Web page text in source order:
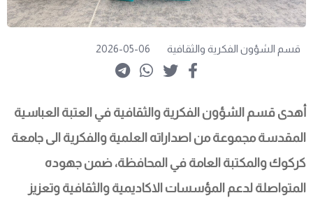
قسم الشؤون الفكرية والثقافية 2026-05-06
أهدى قسم الشؤون الفكرية والثقافية في العتبة العباسية
المقدسة مجموعة من اصداراته العلمية والفكرية الى جامعة
كركوك والمكتبة العامة في المحافظة، ضمن جهوده
المتواصلة لدعم المؤسسات الاكاديمية والثقافية وتعزيز